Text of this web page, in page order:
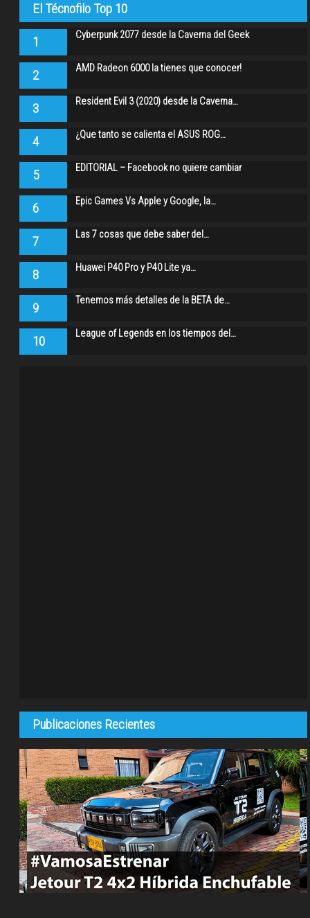
El Técnofilo Top 10
1 Cyberpunk 2077 desde la Caverna del Geek
2 AMD Radeon 6000 la tienes que conocer!
3 Resident Evil 3 (2020) desde la Caverna…
4 ¿Que tanto se calienta el ASUS ROG…
5 EDITORIAL – Facebook no quiere cambiar
6 Epic Games Vs Apple y Google, la…
7 Las 7 cosas que debe saber del…
8 Huawei P40 Pro y P40 Lite ya…
9 Tenemos más detalles de la BETA de…
10 League of Legends en los tiempos del…
Publicaciones Recientes